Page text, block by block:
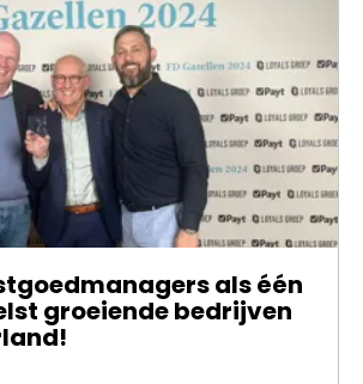
als één
groeiende bedrijven